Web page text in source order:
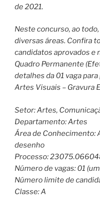
de 2021.
Neste concurso, ao
diversas áreas. Confira
candidatos aprovados e
Quadro Permanente
detalhes da 01 vaga
Artes Visuais – Gravura
Setor: Artes,
Departamento: Artes
Área de Conhecimento:
desenho
Processo:
Número de vagas: 01
Número limite de
Classe: A